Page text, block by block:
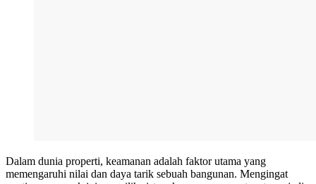
Dalam dunia properti, keamanan adalah faktor utama yang
memengaruhi nilai dan daya tarik sebuah bangunan. Mengingat